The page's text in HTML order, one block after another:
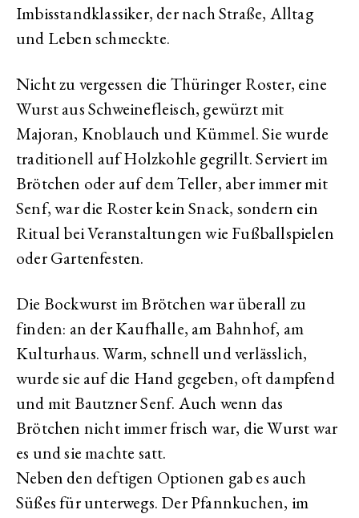
Imbisstandklassiker, der nach Straße, Alltag
und Leben schmeckte.
Nicht zu vergessen die Thüringer Roster, eine
Wurst aus Schweinefleisch, gewürzt mit
Majoran, Knoblauch und Kümmel. Sie wurde
traditionell auf Holzkohle gegrillt. Serviert im
Brötchen oder auf dem Teller, aber immer mit
Senf, war die Roster kein Snack, sondern ein
Ritual bei Veranstaltungen wie Fußballspielen
oder Gartenfesten.
Die Bockwurst im Brötchen war überall zu
finden: an der Kaufhalle, am Bahnhof, am
Kulturhaus. Warm, schnell und verlässlich,
wurde sie auf die Hand gegeben, oft dampfend
und mit Bautzner Senf. Auch wenn das
Brötchen nicht immer frisch war, die Wurst war
es und sie machte satt.
Neben den deftigen Optionen gab es auch
Süßes für unterwegs. Der Pfannkuchen, im